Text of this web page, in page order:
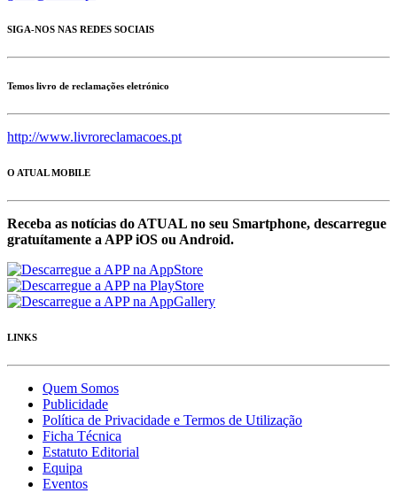
SIGA-NOS NAS REDES SOCIAIS
Temos livro de reclamações eletrónico
http://www.livroreclamacoes.pt
O ATUAL MOBILE
Receba as notícias do ATUAL no seu Smartphone, descarregue
gratuítamente a APP iOS ou Android.
LINKS
Quem Somos
Publicidade
Política de Privacidade e Termos de Utilização
Ficha Técnica
Estatuto Editorial
Equipa
Eventos